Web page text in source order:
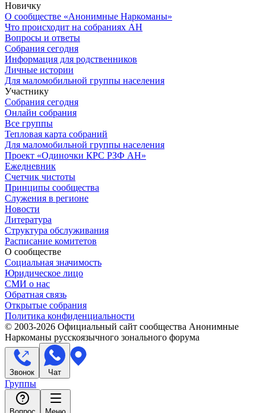
Новичку
О сообществе «Анонимные Наркоманы»
Что происходит на собраниях АН
Вопросы и ответы
Собрания сегодня
Информация для родственников
Личные истории
Для маломобильной группы населения
Участнику
Собрания сегодня
Онлайн собрания
Все группы
Тепловая карта собраний
Для маломобильной группы населения
Проект «Одиночки КРС РЗФ АН»
Ежедневник
Счетчик чистоты
Принципы сообщества
Служения в регионе
Новости
Литература
Структура обслуживания
Расписание комитетов
О сообществе
Социальная значимость
Юридическое лицо
СМИ о нас
Обратная связь
Открытые собрания
Политика конфиденциальности
© 2003-2026 Официальный сайт сообщества Анонимные
Наркоманы русскоязычного зонального форума
Звонок Чат
Группы